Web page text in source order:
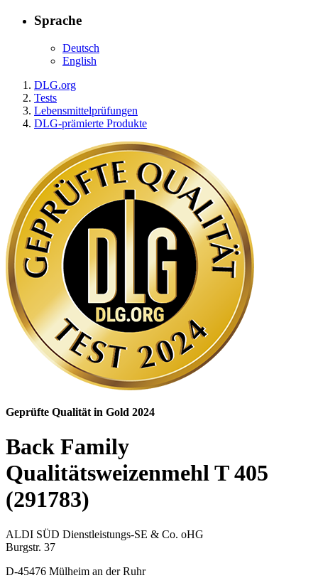
Sprache
Deutsch
English
DLG.org
Tests
Lebensmittelprüfungen
DLG-prämierte Produkte
Geprüfte Qualität in Gold 2024
Back Family
Qualitätsweizenmehl T 405
(291783)
ALDI SÜD Dienstleistungs-SE & Co. oHG
Burgstr. 37
D-45476 Mülheim an der Ruhr